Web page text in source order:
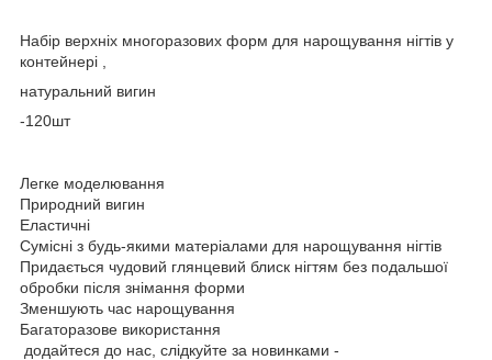
Набір верхніх многоразових форм для нарощування нігтів у
контейнері ,
натуральний вигин
-120шт
Легке моделювання
Природний вигин
Еластичні
Сумісні з будь-якими матеріалами для нарощування нігтів
Придається чудовий глянцевий блиск нігтям без подальшої
обробки після знімання форми
Зменшують час нарощування
Багаторазове використання
додайтеся до нас, слідкуйте за новинками -